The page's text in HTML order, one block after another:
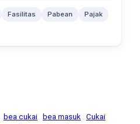
Fasilitas Pabean
Pajak
bea cukai bea masuk
Cukai